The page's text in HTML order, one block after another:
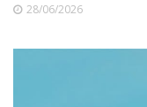
28/06/2026